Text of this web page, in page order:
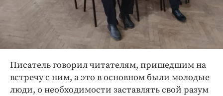
Писатель говорил читателям, пришедшим на
встречу с ним, а это в основном были молодые
люди, о необходимости заставлять свой разум